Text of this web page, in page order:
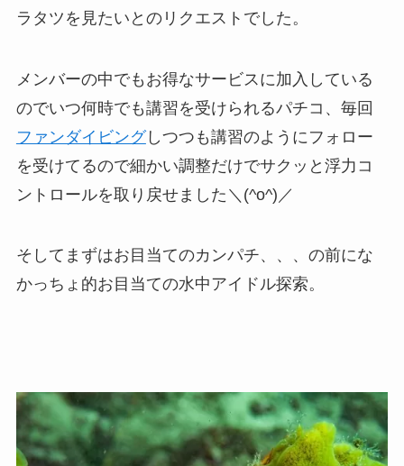
ラタツを見たいとのリクエストでした。
メンバーの中でもお得なサービスに加入している
のでいつ何時でも講習を受けられるパチコ、毎回
ファンダイビングしつつも講習のようにフォロー
を受けてるので細かい調整だけでサクッと浮力コ
ントロールを取り戻せました＼(^o^)／
そしてまずはお目当てのカンパチ、、、の前にな
かっちょ的お目当ての水中アイドル探索。